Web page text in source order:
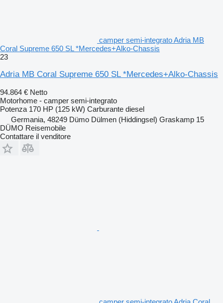
camper semi-integrato Adria MB
Coral Supreme 650 SL *Mercedes+Alko-Chassis
23
Adria MB Coral Supreme 650 SL *Mercedes+Alko-Chassis
94.864 € Netto
Motorhome - camper semi-integrato
Potenza 170 HP (125 kW) Carburante diesel
Germania, 48249 Dümo Dülmen (Hiddingsel) Graskamp 15
DÜMO Reisemobile
Contattare il venditore